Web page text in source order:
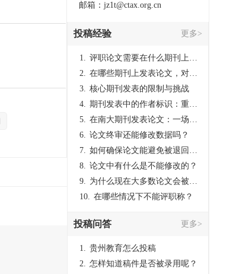
邮箱：jz1t@ctax.org.cn
投稿经验 更多>
1. 评职论文需要在什么期刊上发表？
2. 在哪些期刊上发表论文，对考研有优势？
3. 核心期刊发表的限制与挑战
4. 期刊发表中的作者标识：重要性与实践
5. 在南大期刊发表论文：一场知识探索与学术成就的旅程
6. 论文终审还能修改数据吗？
7. 如何确保论文能避免被退回：关键条件与策略
8. 论文中有什么是不能修改的？
9. 为什么现在大多数论文会被评判为AI撰写？（深度剖析查重机制下的困境与出路）
10. 在哪些情况下不能评职称？
投稿问答 更多>
1. 贵州教育怎么投稿
2. 怎样知道稿件是否被录用呢？